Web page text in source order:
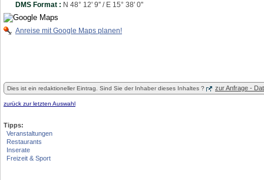
DMS Format : N 48° 12' 9'' / E 15° 38' 0''
Anreise mit Google Maps planen!
Dies ist ein redaktioneller Eintrag. Sind Sie der Inhaber dieses Inhaltes ? zur Anfrage -
zurück zur letzten Auswahl
Tipps:
Veranstaltungen
Restaurants
Inserate
Freizeit & Sport